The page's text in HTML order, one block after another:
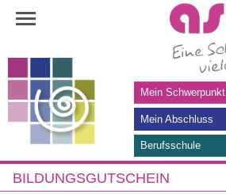
Navigation
überspringen
Mein Schwerpunkt
Mein Abschluss
Berufsschule
BILDUNGSGUTSCHEIN